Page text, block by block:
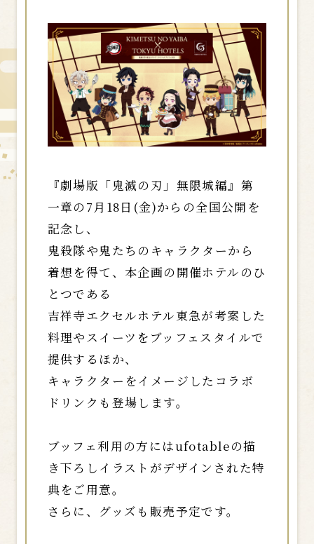
『劇場版「鬼滅の刃」無限城編』第
一章の7月18日(金)からの全国公開を
記念し、
鬼殺隊や鬼たちのキャラクターから
着想を得て、本企画の開催ホテルのひ
とつである
吉祥寺エクセルホテル東急が考案した
料理やスイーツをブッフェスタイルで
提供するほか、
キャラクターをイメージしたコラボ
ドリンクも登場します。
ブッフェ利用の方にはufotableの描
き下ろしイラストがデザインされた特
典をご用意。
さらに、グッズも販売予定です。